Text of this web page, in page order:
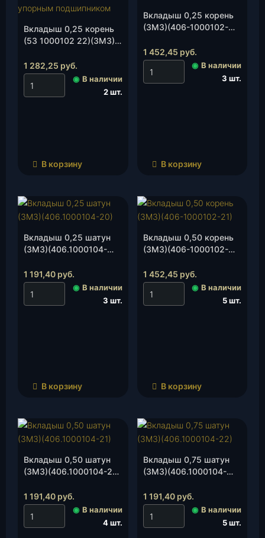
Вкладыш 0,25 корень
(53 1000102 22)(ЗМЗ) с
подшипником, к-т.
1 282,25 руб.
◉ В наличии
2 шт.
В корзину
Вкладыш 0,25 корень
(ЗМЗ)(406-1000102-
1 452,45 руб.
◉ В наличии
3 шт.
В корзину
Вкладыш 0,25 шатун
(ЗМЗ)(406.1000104-
1 191,40 руб.
◉ В наличии
3 шт.
В корзину
Вкладыш 0,50 корень
(ЗМЗ)(406-1000102-
1 452,45 руб.
◉ В наличии
5 шт.
В корзину
Вкладыш 0,50 шатун
(ЗМЗ)(406.1000104-21),
1 191,40 руб.
◉ В наличии
4 шт.
Вкладыш 0,75 шатун
(ЗМЗ)(406.1000104-
1 191,40 руб.
◉ В наличии
5 шт.